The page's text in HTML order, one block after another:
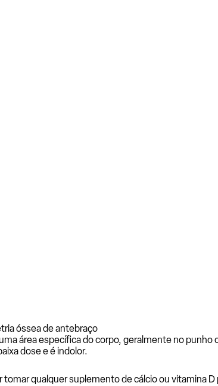
óssea de antebraço
área específica do corpo, geralmente no punho
dose e é indolor.
qualquer suplemento de cálcio ou vitamina